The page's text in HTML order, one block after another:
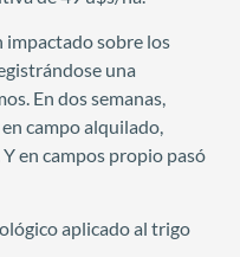
impactado sobre los
una
En dos semanas,
campo alquilado,
en campos propio pasó
aplicado al trigo